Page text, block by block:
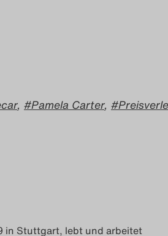
, Pamela Carter,
in Stuttgart, lebt und arbeitet